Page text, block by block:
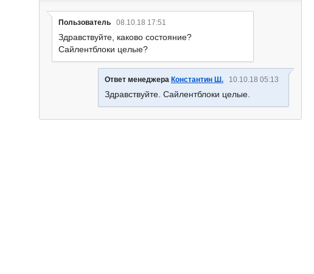
Пользователь 08.10.18 17:51
Здравствуйте, каково состояние?
Сайлентблоки целые?
Ответ менеджера Константин Ш. 10.10.18 05:13
Здравствуйте. Сайлентблоки целые.